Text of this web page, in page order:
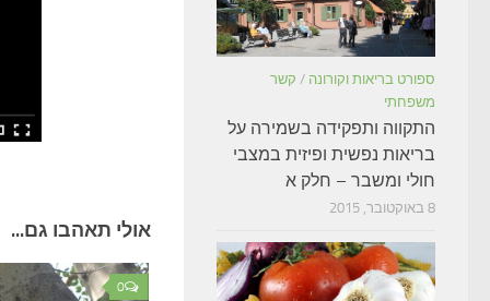
אולי תאהבו גם...
0
ספורט בריאות וקורונה / קשר
משפחתי
התקווה ותפקידה בשמירה על
בריאות נפשית ופיזית במצבי
חולי ומשבר – חלק א
8 באוקטובר, 2015